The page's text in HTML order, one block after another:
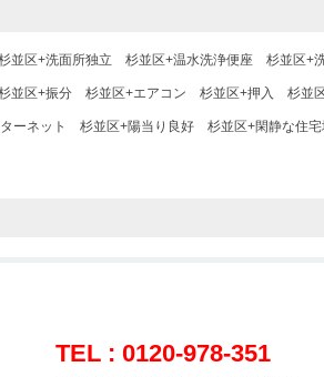
並区+洗面所独立 杉並区+温水洗浄便座 杉並区+
並区+振分 杉並区+エアコン 杉並区+押入 杉並
ーネット 杉並区+陽当り良好 杉並区+閑静な住
TEL : 0120-978-351